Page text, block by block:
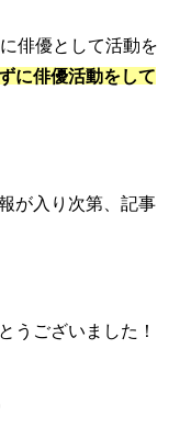
俳優として活動を
に俳優活動をして
が入り次第、記事
うございました！